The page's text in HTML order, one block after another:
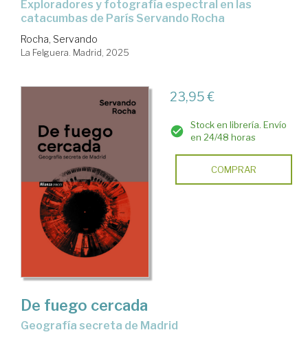
Exploradores y fotografía espectral en las
catacumbas de París Servando Rocha
Rocha, Servando
La Felguera. Madrid, 2025
23,95 €
Stock en librería. Envío
en 24/48 horas
COMPRAR
De fuego cercada
Geografía secreta de Madrid